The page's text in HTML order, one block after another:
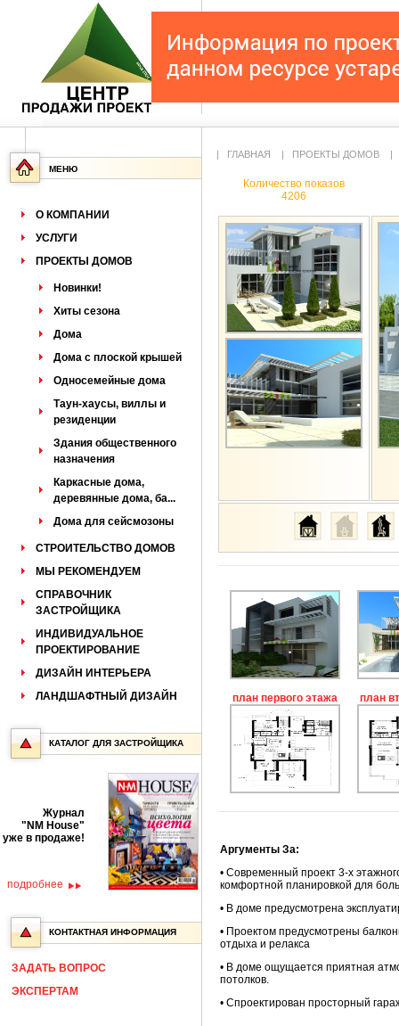
МЕНЮ
О КОМПАНИИ
УСЛУГИ
ПРОЕКТЫ ДОМОВ
Новинки!
Хиты сезона
Дома
Дома с плоской крышей
Односемейные дома
Таун-хаусы, виллы и
резиденции
Здания общественного
назначения
Каркасные дома,
деревянные дома, ба...
Дома для сейсмозоны
СТРОИТЕЛЬСТВО ДОМОВ
МЫ РЕКОМЕНДУЕМ
СПРАВОЧНИК
ЗАСТРОЙЩИКА
ИНДИВИДУАЛЬНОЕ
ПРОЕКТИРОВАНИЕ
ДИЗАЙН ИНТЕРЬЕРА
ЛАНДШАФТНЫЙ ДИЗАЙН
КАТАЛОГ ДЛЯ ЗАСТРОЙЩИКА
Журнал
"NM House"
уже в продаже!
подробнее
КОНТАКТНАЯ ИНФОРМАЦИЯ
ЗАДАТЬ ВОПРОС
ЭКСПЕРТАМ
| ГЛАВНАЯ | ПРОЕКТЫ ДОМОВ
Количество показов
4206
план первого этажа план
Аргументы За:
• Современный проект 3-х
комфортной планировкой для
• В доме предусмотрена
• Проектом предусмотрены
отдыха и релакса
• В доме ощущается приятная
потолков.
• Спроектирован просторный